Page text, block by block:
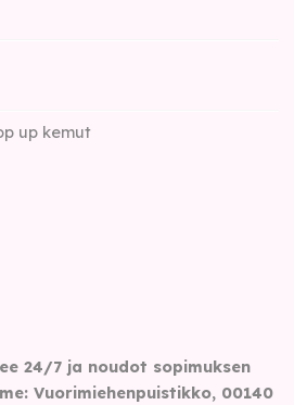
up kemut
24/7 ja noudot sopimuksen
Vuorimiehenpuistikko, 00140